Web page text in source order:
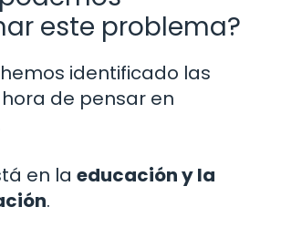
este problema?
identificado las
de pensar en
en la educación y la
.